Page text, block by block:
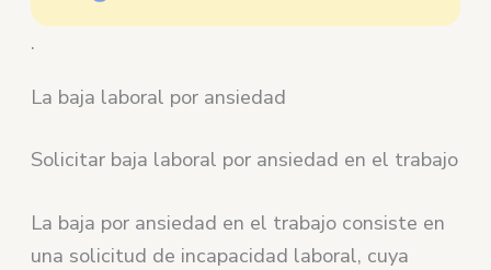
.
La baja laboral por ansiedad
Solicitar baja laboral por ansiedad en el trabajo
La baja por ansiedad en el trabajo consiste en
una solicitud de incapacidad laboral, cuya